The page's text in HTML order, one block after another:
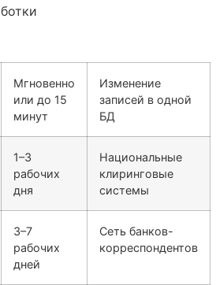
Мгновенно
или до 15
минут
Изменение
записей в одной
БД
1–3
рабочих
дня
Национальные
клиринговые
системы
3–7
рабочих
дней
Сеть банков-
корреспондентов